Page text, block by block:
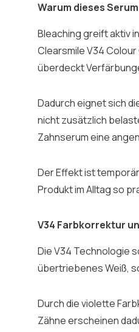
Warum dieses
Bleaching greift aktiv
Clearsmile V34
überdeckt
Dadurch eignet sich
nicht zusätzlich
Zahnserum eine
Der Effekt ist
Produkt im Alltag so
V34 Farbkorrektur
Die V34 Technologie
übertriebenes Weiß,
Durch die violette
Zähne erscheinen